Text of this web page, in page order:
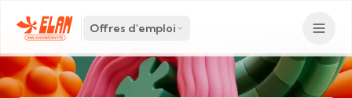
Offres d'emploi